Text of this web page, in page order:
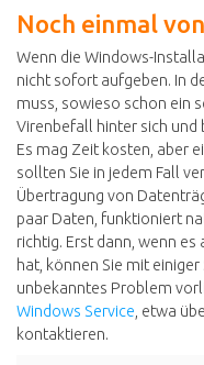
Noch einmal
Wenn die Windows-
nicht sofort aufgeben. In
muss, sowieso schon ein
Virenbefall hinter sich und
Es mag Zeit kosten, aber
sollten Sie in jedem Fall
Übertragung von
paar Daten, funktioniert
richtig. Erst dann, wenn
hat, können Sie mit
unbekanntes Problem
Windows Service, etwa
kontaktieren.